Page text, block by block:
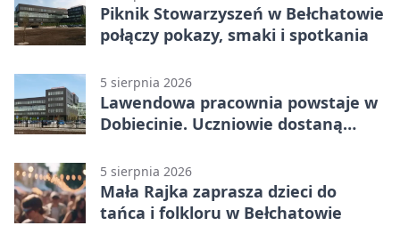
Piknik Stowarzyszeń w Bełchatowie
połączy pokazy, smaki i spotkania
5 sierpnia 2026
Lawendowa pracownia powstaje w
Dobiecinie. Uczniowie dostaną
5 sierpnia 2026
Mała Rajka zaprasza dzieci do
tańca i folkloru w Bełchatowie